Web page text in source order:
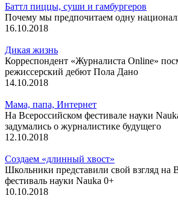
Баттл пиццы, суши и гамбургеров
Почему мы предпочитаем одну
16.10.2018
Дикая жизнь
Корреспондент «Журналиста Online»
режиссерский дебют Пола Дано
14.10.2018
Мама, папа, Интернет
На Всероссийском фестивале науки
задумались о журналистике будущего
12.10.2018
Создаем «длинный хвост»
Школьники представили свой взгляд на
фестиваль науки Nauka 0+
10.10.2018